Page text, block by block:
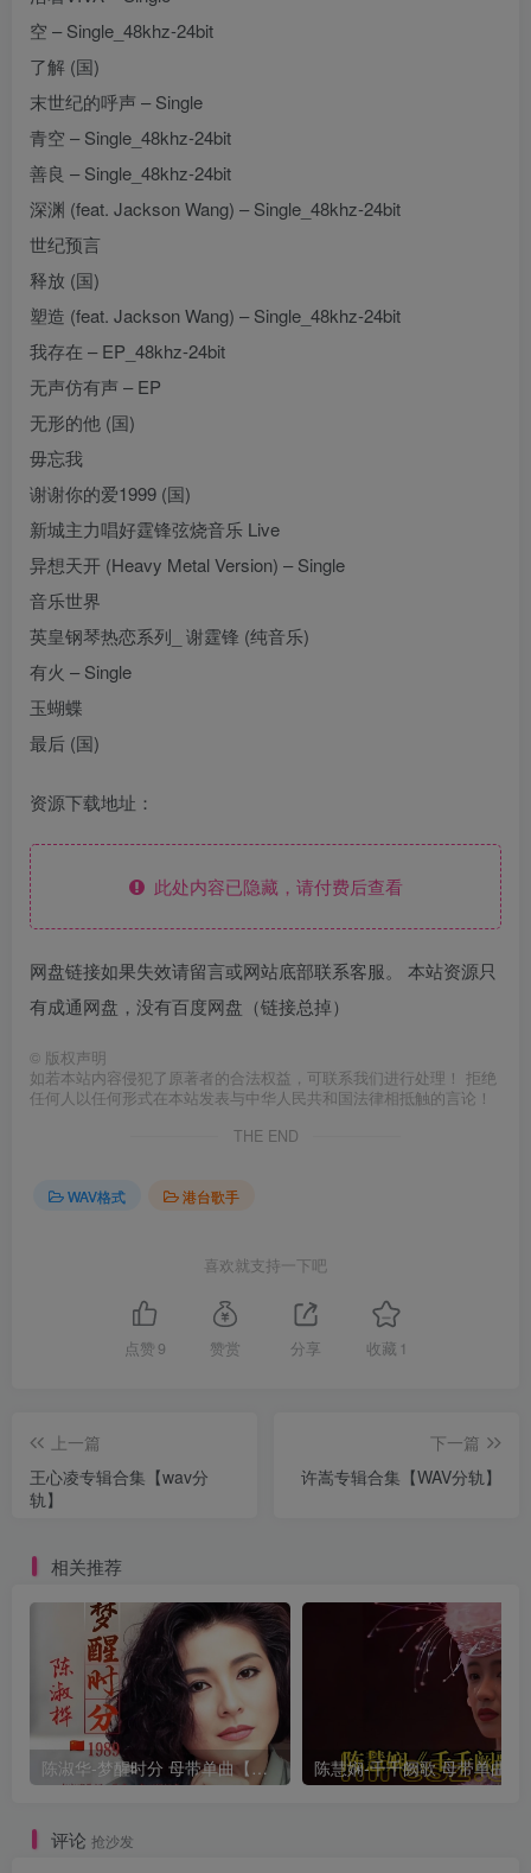
空 – Single_48khz-24bit
了解 (国)
末世纪的呼声 – Single
青空 – Single_48khz-24bit
善良 – Single_48khz-24bit
深渊 (feat. Jackson Wang) – Single_48khz-24bit
世纪预言
释放 (国)
塑造 (feat. Jackson Wang) – Single_48khz-24bit
我存在 – EP_48khz-24bit
无声仿有声 – EP
无形的他 (国)
毋忘我
谢谢你的爱1999 (国)
新城主力唱好霆锋弦烧音乐 Live
异想天开 (Heavy Metal Version) – Single
音乐世界
英皇钢琴热恋系列_ 谢霆锋 (纯音乐)
有火 – Single
玉蝴蝶
最后 (国)
资源下载地址：
此处内容已隐藏，请付费后查看
网盘链接如果失效请留言或网站底部联系客服。 本站资源只
有成通网盘，没有百度网盘（链接总掉）
© 版权声明
如若本站内容侵犯了原著者的合法权益，可联系我们进行处理！ 拒绝
任何人以任何形式在本站发表与中华人民共和国法律相抵触的言论！
THE END
WAV格式 港台歌手
喜欢就支持一下吧
点赞 9 赞赏 分享 收藏 1
上一篇
王心凌专辑合集【wav分
轨】
下一篇
许嵩专辑合集【WAV分轨】
相关推荐
陈淑华-梦醒时分 母带单曲【试听】
评论 抢沙发